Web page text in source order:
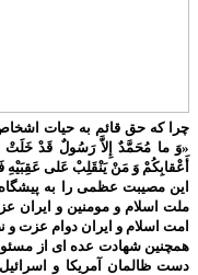
چرا که حق قائم به حیات
«وَ ما مُحَمَّدٌ إِلاَّ رَسُولٌ قَدْ خَلَتْ
أَعْقابِكُمْ وَ مَنْ يَنْقَلِبْ عَلى‌ عَقِبَيْهِ
این مصیبت عظمی را به
ملت اسلام و مومنین و ایران
امت اسلام و ایران دوام عزت و
همچنین شهادت عده ای از
دست ظالمان آمریکا و